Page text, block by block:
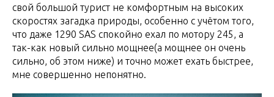
свой большой турист не комфортным на высоких
скоростях загадка природы, особенно с учётом того,
что даже 1290 SAS спокойно ехал по мотору 245, а
так-как новый сильно мощнее(а мощнее он очень
сильно, об этом ниже) и точно может ехать быстрее,
мне совершенно непонятно.